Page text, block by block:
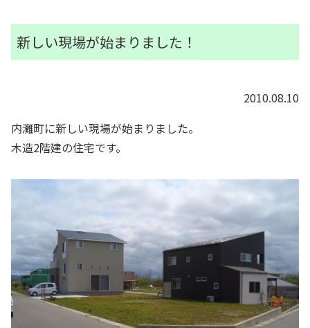
新しい現場が始まりました！
2010.08.10
内灘町に新しい現場が始まりました。
木造2階建の住宅です。